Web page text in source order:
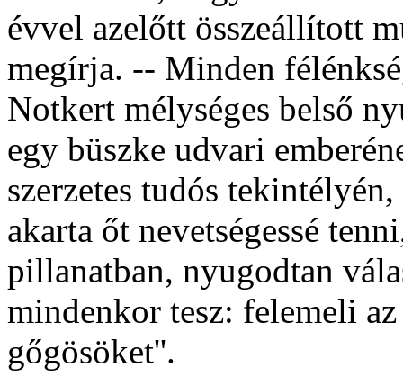
évvel azelőtt összeállított
megírja. -- Minden
Notkert mélységes belső
egy büszke udvari
szerzetes tudós
akarta őt nevetségessé
pillanatban, nyugodtan
mindenkor tesz: felemeli az
gőgösöket''.